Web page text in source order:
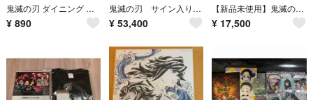
鬼滅の刃 ダイニング 那田蜘蛛山編 お楽しみくじ アクリル ステッカー 累
¥ 890
鬼滅の刃 サイン入りカード
¥ 53,400
【新品未使用】鬼滅の刃 海外限定グッズ 3点セット
¥ 17,500